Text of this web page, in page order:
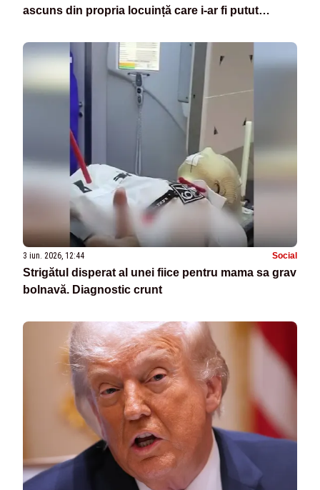
ascuns din propria locuință care i-ar fi putut
3 iun. 2026, 12:44 Social
Strigătul disperat al unei fiice pentru mama sa grav
bolnavă. Diagnostic crunt